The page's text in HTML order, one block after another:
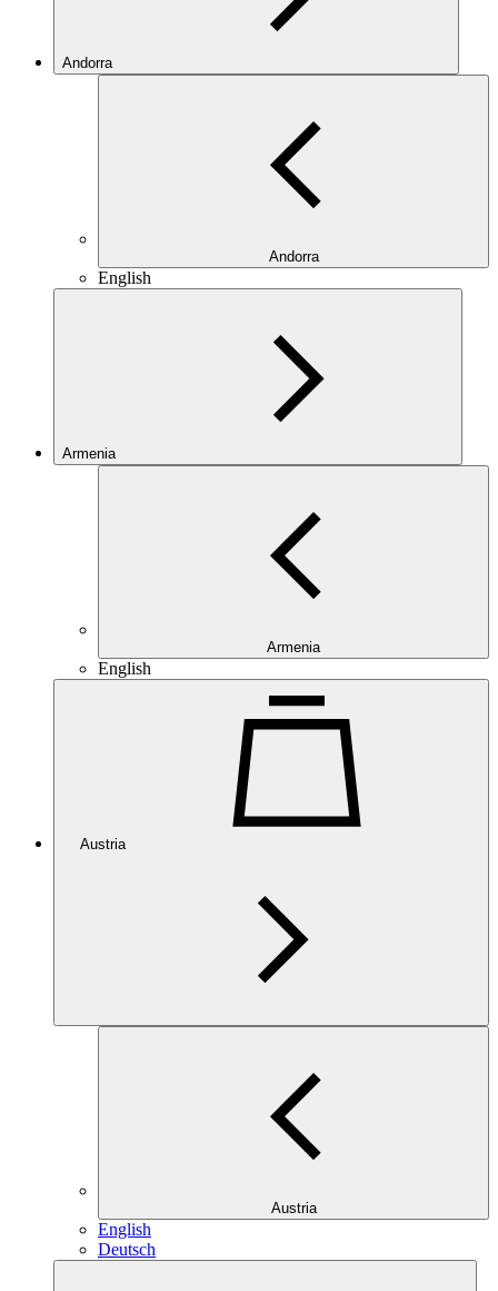
Andorra
Andorra
English
Armenia
Armenia
English
Austria
Austria
English
Deutsch